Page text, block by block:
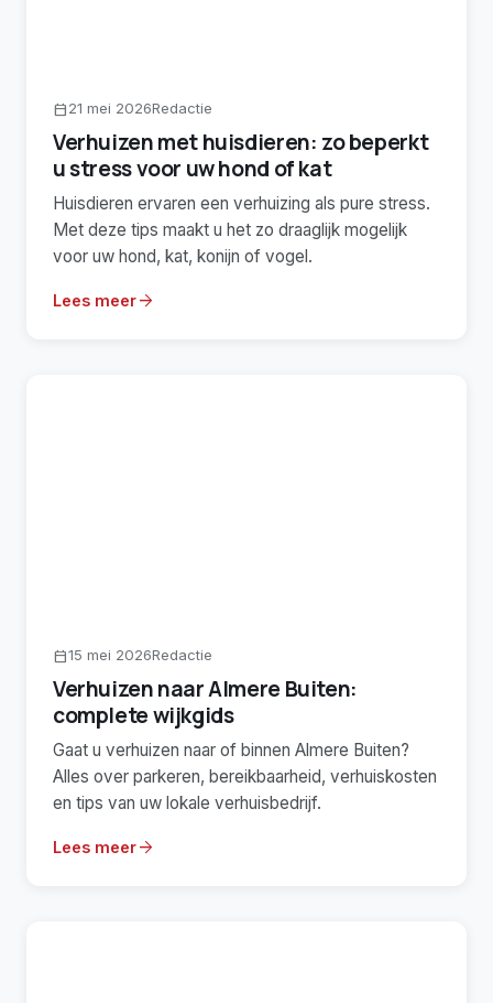
calendar_today21 mei 2026Redactie
Verhuizen met huisdieren: zo beperkt
u stress voor uw hond of kat
Huisdieren ervaren een verhuizing als pure stress.
Met deze tips maakt u het zo draaglijk mogelijk
voor uw hond, kat, konijn of vogel.
Lees meerarrow_forward
calendar_today15 mei 2026Redactie
Verhuizen naar Almere Buiten:
complete wijkgids
Gaat u verhuizen naar of binnen Almere Buiten?
Alles over parkeren, bereikbaarheid, verhuiskosten
en tips van uw lokale verhuisbedrijf.
Lees meerarrow_forward